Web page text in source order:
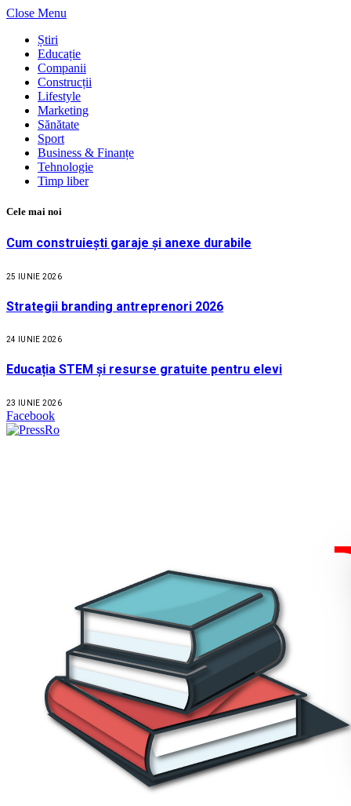
Close Menu
Știri
Educație
Companii
Construcții
Lifestyle
Marketing
Sănătate
Sport
Business & Finanțe
Tehnologie
Timp liber
Cele mai noi
Cum construiești garaje și anexe durabile
25 IUNIE 2026
Strategii branding antreprenori 2026
24 IUNIE 2026
Educația STEM și resurse gratuite pentru elevi
23 IUNIE 2026
Facebook